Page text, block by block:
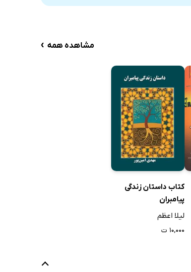
مشاهده همه ›
کتاب داستان زندگی
پیامبران
لیلا اعظم
۱۰,۰۰۰ ت